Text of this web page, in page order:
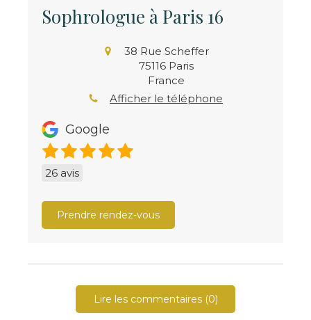
Sophrologue à Paris 16
38 Rue Scheffer
75116 Paris
France
Afficher le téléphone
Google
26 avis
Prendre rendez-vous
Lire les commentaires (0)